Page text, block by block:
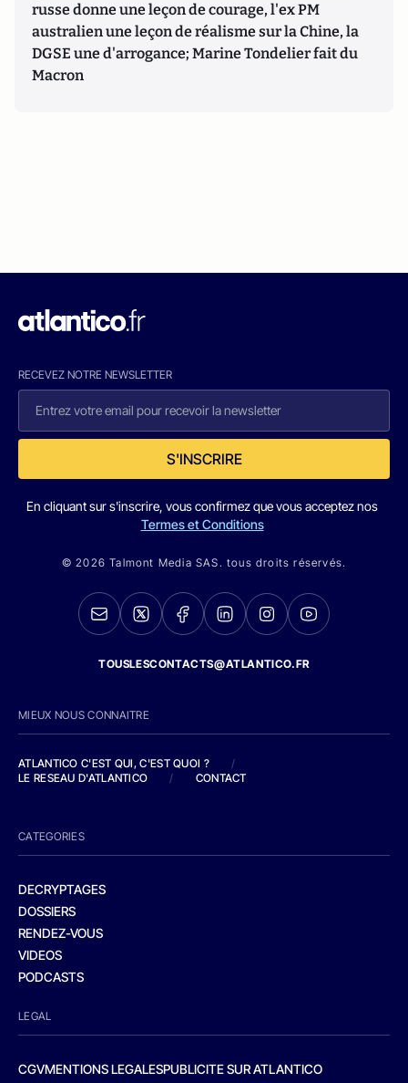
russe donne une leçon de courage, l'ex PM
australien une leçon de réalisme sur la Chine, la
DGSE une d'arrogance; Marine Tondelier fait du
Macron
RECEVEZ NOTRE NEWSLETTER
S'INSCRIRE
En cliquant sur s'inscrire, vous confirmez que vous acceptez nos
Termes et Conditions
© 2026 Talmont Media SAS. tous droits réservés.
TOUSLESCONTACTS@ATLANTICO.FR
MIEUX NOUS CONNAITRE
ATLANTICO C'EST QUI, C'EST QUOI ?
/
LE RESEAU D'ATLANTICO
/ CONTACT
CATEGORIES
DECRYPTAGES
DOSSIERS
RENDEZ-VOUS
VIDEOS
PODCASTS
LEGAL
CGVMENTIONS LEGALESPUBLICITE SUR ATLANTICO